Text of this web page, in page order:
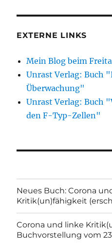
EXTERNE LINKS
Mein Blog beim
Unrast Verlag: Buch
Überwachung"
Unrast Verlag: Buch
den F-Typ-Zellen"
Neues Buch: Corona
Kritik(un)fähigkeit
Corona und linke
Buchvorstellung vom